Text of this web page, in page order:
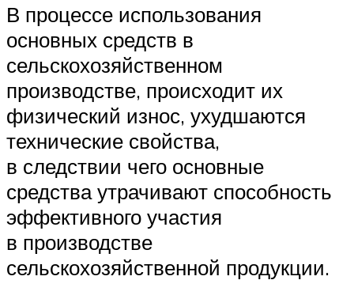
В процессе использования
основных средств в
сельскохозяйственном
производстве, происходит их
физический износ, ухудшаются
технические свойства,
в следствии чего основные
средства утрачивают способность
эффективного участия
в производстве
сельскохозяйственной продукции.